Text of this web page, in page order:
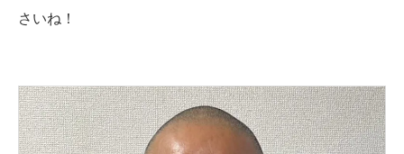
さいね！